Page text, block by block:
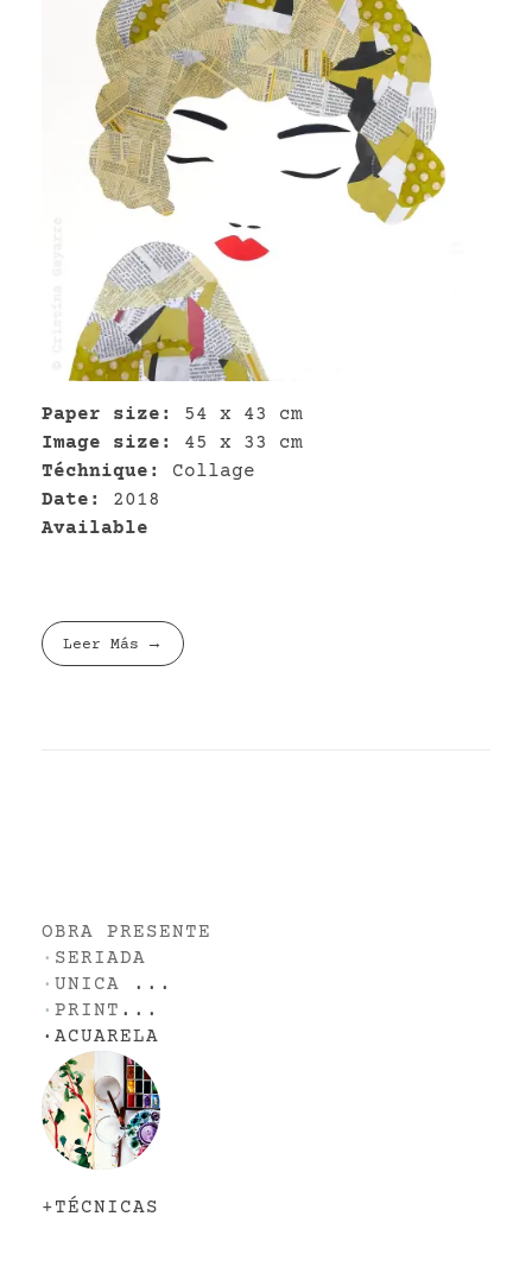
Paper size:
54 x 43 cm
Image size:
45 x 33 cm
Téchnique:
Collage
Date:
2018
Available
Leer Más
OBRA PRESENTE
· SERIADA
· UNICA ...
· PRINT ...
· ACUARELA
+TÉCNICAS